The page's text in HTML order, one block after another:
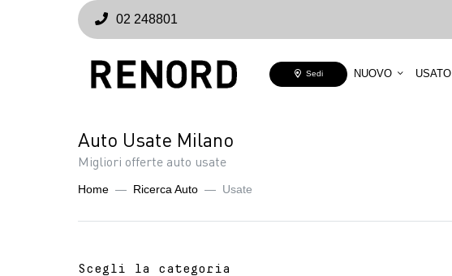
02 248801
Sedi NUOVO USATO
Auto Usate Milano
Migliori offerte auto usate
Home Ricerca Auto Usate
Scegli la categoria